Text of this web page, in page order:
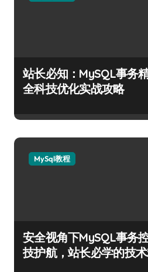
站长必知：MySQL事务
全科技优化实战攻略
MySql教程
安全视角下MySQL事务
技护航，站长必学的技